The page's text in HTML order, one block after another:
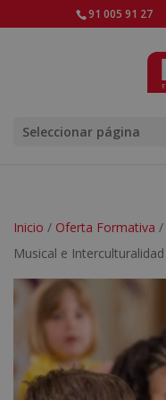
91 005 91 27
Seleccionar página
Inicio / Oferta Formativa /
Musical e Interculturalidad